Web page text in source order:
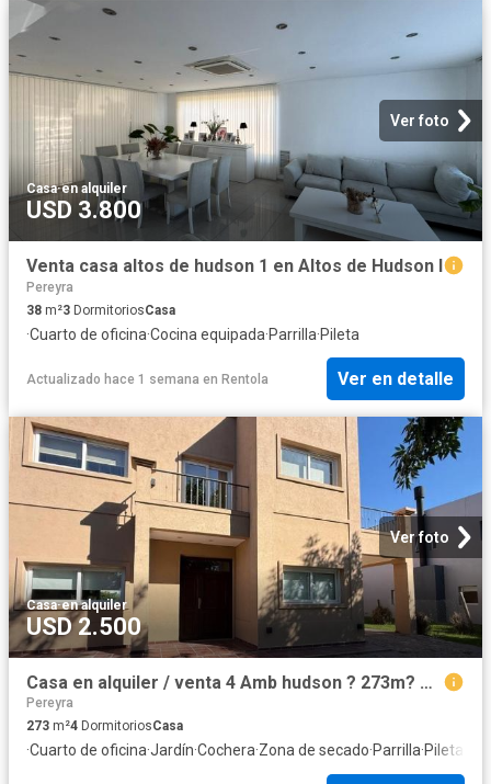
Ver foto
Casa·en alquiler
USD 3.800
Venta casa altos de hudson 1 en Altos de Hudson I
Pereyra
38 m²3 DormitoriosCasa
·Cuarto de oficina·Cocina equipada·Parrilla·Pileta
Actualizado hace 1 semana en Rentola Ver en detalle
Ver foto
Casa·en alquiler
USD 2.500
Casa en alquiler / venta 4 Amb hudson ? 273m? en Barrancas de Iraola
Pereyra
273 m²4 DormitoriosCasa
·Cuarto de oficina·Jardín·Cochera·Zona de secado·Parrilla·Pileta